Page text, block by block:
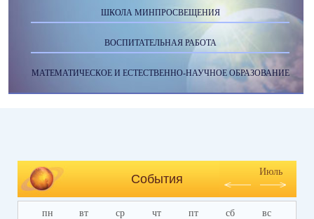
ШКОЛА МИНПРОСВЕЩЕНИЯ
ВОСПИТАТЕЛЬНАЯ РАБОТА
МАТЕМАТИЧЕСКОЕ И ЕСТЕСТВЕННО-НАУЧНОЕ ОБРАЗОВАНИЕ
События
Июль
пн вт ср чт пт сб вс